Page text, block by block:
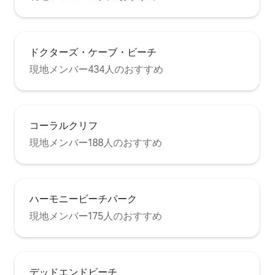
ドクターズ・ケーブ・ビーチ
現地メンバー434人のおすすめ
コーラルクリフ
現地メンバー188人のおすすめ
ハーモニービーチパーク
現地メンバー175人のおすすめ
デッドエンドビーチ